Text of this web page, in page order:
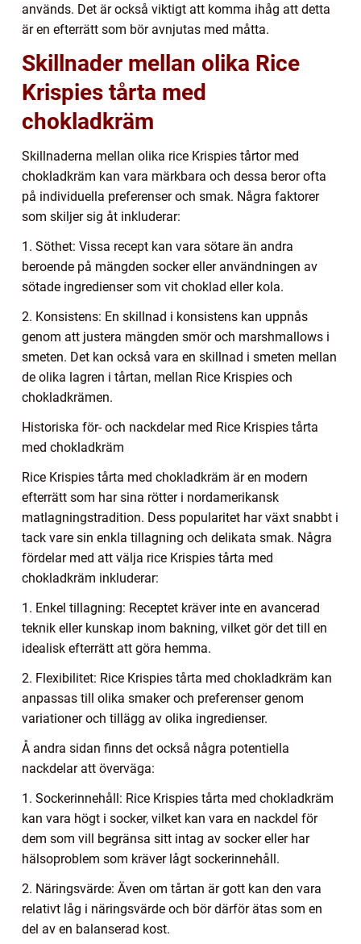
används. Det är också viktigt att komma ihåg att detta
är en efterrätt som bör avnjutas med måtta.
Skillnader mellan olika Rice
Krispies tårta med
chokladkräm
Skillnaderna mellan olika rice Krispies tårtor med
chokladkräm kan vara märkbara och dessa beror ofta
på individuella preferenser och smak. Några faktorer
som skiljer sig åt inkluderar:
1. Söthet: Vissa recept kan vara sötare än andra
beroende på mängden socker eller användningen av
sötade ingredienser som vit choklad eller kola.
2. Konsistens: En skillnad i konsistens kan uppnås
genom att justera mängden smör och marshmallows i
smeten. Det kan också vara en skillnad i smeten mellan
de olika lagren i tårtan, mellan Rice Krispies och
chokladkrämen.
Historiska för- och nackdelar med Rice Krispies tårta
med chokladkräm
Rice Krispies tårta med chokladkräm är en modern
efterrätt som har sina rötter i nordamerikansk
matlagningstradition. Dess popularitet har växt snabbt i
tack vare sin enkla tillagning och delikata smak. Några
fördelar med att välja rice Krispies tårta med
chokladkräm inkluderar:
1. Enkel tillagning: Receptet kräver inte en avancerad
teknik eller kunskap inom bakning, vilket gör det till en
idealisk efterrätt att göra hemma.
2. Flexibilitet: Rice Krispies tårta med chokladkräm kan
anpassas till olika smaker och preferenser genom
variationer och tillägg av olika ingredienser.
Å andra sidan finns det också några potentiella
nackdelar att överväga:
1. Sockerinnehåll: Rice Krispies tårta med chokladkräm
kan vara högt i socker, vilket kan vara en nackdel för
dem som vill begränsa sitt intag av socker eller har
hälsoproblem som kräver lågt sockerinnehåll.
2. Näringsvärde: Även om tårtan är gott kan den vara
relativt låg i näringsvärde och bör därför ätas som en
del av en balanserad kost.